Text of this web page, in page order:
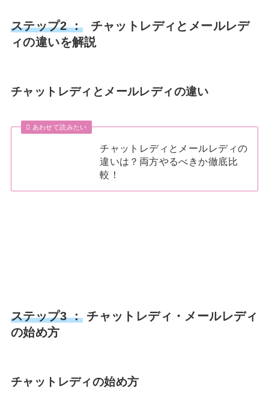
ステップ2 ：チャットレディとメールレデ
ィの違いを解説
チャットレディとメールレディの違い
あわせて読みたい
チャットレディとメールレディの
違いは？両方やるべきか徹底比
較！
ステップ3 ：チャットレディ・メールレディ
の始め方
チャットレディの始め方